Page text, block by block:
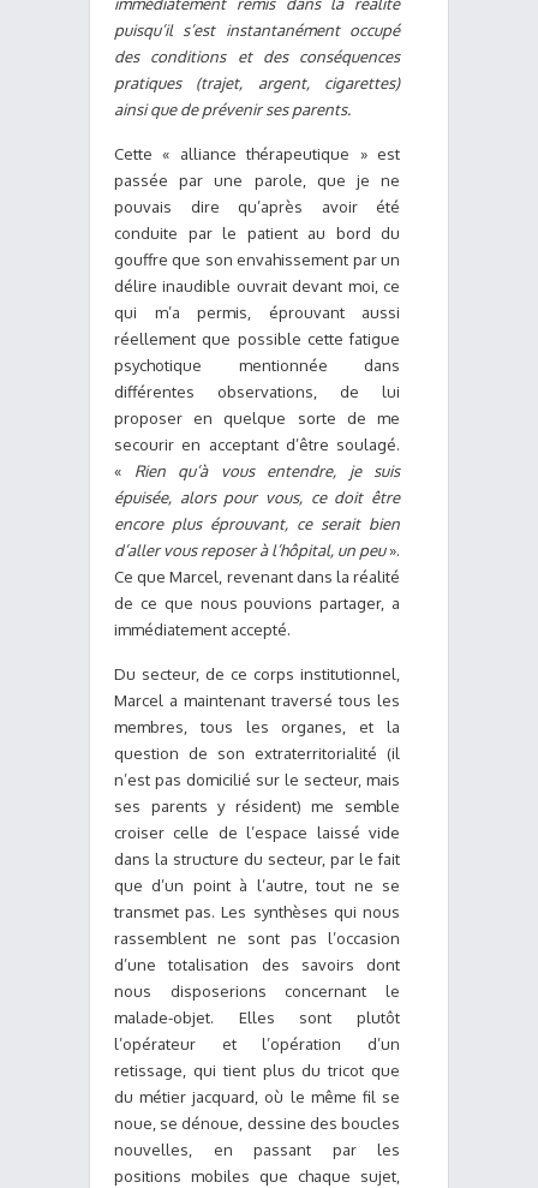
immédiatement remis dans la réalité
puisqu’il s’est instantanément occupé
des conditions et des conséquences
pratiques (trajet, argent, cigarettes)
ainsi que de prévenir ses parents.
Cette « alliance thérapeutique » est
passée par une parole, que je ne
pouvais dire qu’après avoir été
conduite par le patient au bord du
gouffre que son envahissement par un
délire inaudible ouvrait devant moi, ce
qui m’a permis, éprouvant aussi
réellement que possible cette fatigue
psychotique mentionnée dans
différentes observations, de lui
proposer en quelque sorte de me
secourir en acceptant d’être soulagé.
« Rien qu’à vous entendre, je suis
épuisée, alors pour vous, ce doit être
encore plus éprouvant, ce serait bien
d’aller vous reposer à l’hôpital, un peu».
Ce que Marcel, revenant dans la réalité
de ce que nous pouvions partager, a
immédiatement accepté.
Du secteur, de ce corps institutionnel,
Marcel a maintenant traversé tous les
membres, tous les organes, et la
question de son extraterritorialité (il
n’est pas domicilié sur le secteur, mais
ses parents y résident) me semble
croiser celle de l’espace laissé vide
dans la structure du secteur, par le fait
que d’un point à l’autre, tout ne se
transmet pas. Les synthèses qui nous
rassemblent ne sont pas l’occasion
d’une totalisation des savoirs dont
nous disposerions concernant le
malade-objet. Elles sont plutôt
l’opérateur et l’opération d’un
retissage, qui tient plus du tricot que
du métier jacquard, où le même fil se
noue, se dénoue, dessine des boucles
nouvelles, en passant par les
positions mobiles que chaque sujet,